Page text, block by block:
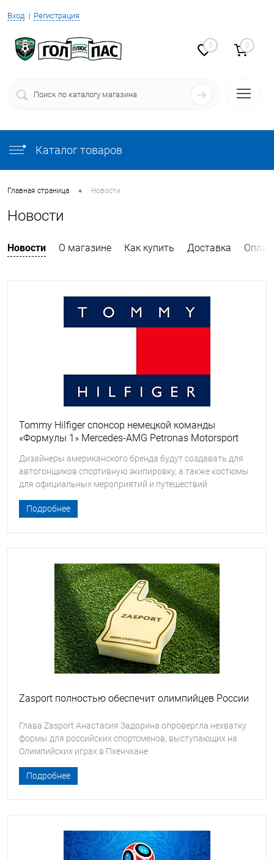
Вход Регистрация
0 0
Каталог товаров
Главная страница • Новости
Новости
Новости О магазине Как купить Доставка
Tommy Hilfiger спонсор немецкой команды
«Формулы 1» Mercedes-AMG Petronas Motorsport
Дизайнеры американского бренда будут создавать для
автогонщиков спортивную экипировку, а также костюмы
для официальных мероприятий и путешествий
Подробнее
Zasport полностью обеспечит олимпийцев России
Глава Zasport Анастасия Задорина опровергла нехватку
формы для российских спортсменов, выступающих на
Олимпийских играх в Пхенчхане
Подробнее